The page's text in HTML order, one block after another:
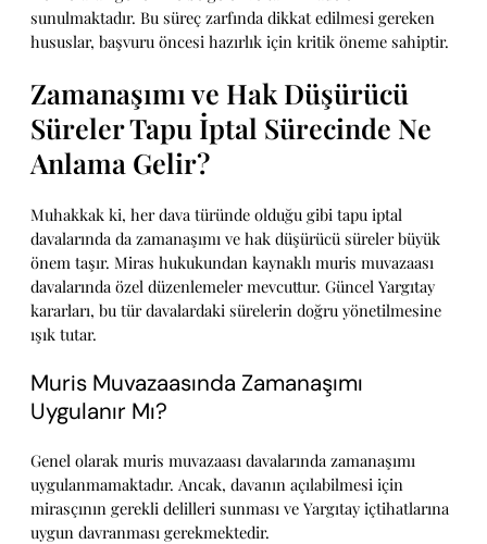
sunulmaktadır. Bu süreç zarfında dikkat edilmesi gereken
hususlar, başvuru öncesi hazırlık için kritik öneme sahiptir.
Zamanaşımı ve Hak Düşürücü
Süreler Tapu İptal Sürecinde Ne
Anlama Gelir?
Muhakkak ki, her dava türünde olduğu gibi tapu iptal
davalarında da zamanaşımı ve hak düşürücü süreler büyük
önem taşır. Miras hukukundan kaynaklı muris muvazaası
davalarında özel düzenlemeler mevcuttur. Güncel Yargıtay
kararları, bu tür davalardaki sürelerin doğru yönetilmesine
ışık tutar.
Muris Muvazaasında Zamanaşımı
Uygulanır Mı?
Genel olarak muris muvazaası davalarında zamanaşımı
uygulanmamaktadır. Ancak, davanın açılabilmesi için
mirasçının gerekli delilleri sunması ve Yargıtay içtihatlarına
uygun davranması gerekmektedir.